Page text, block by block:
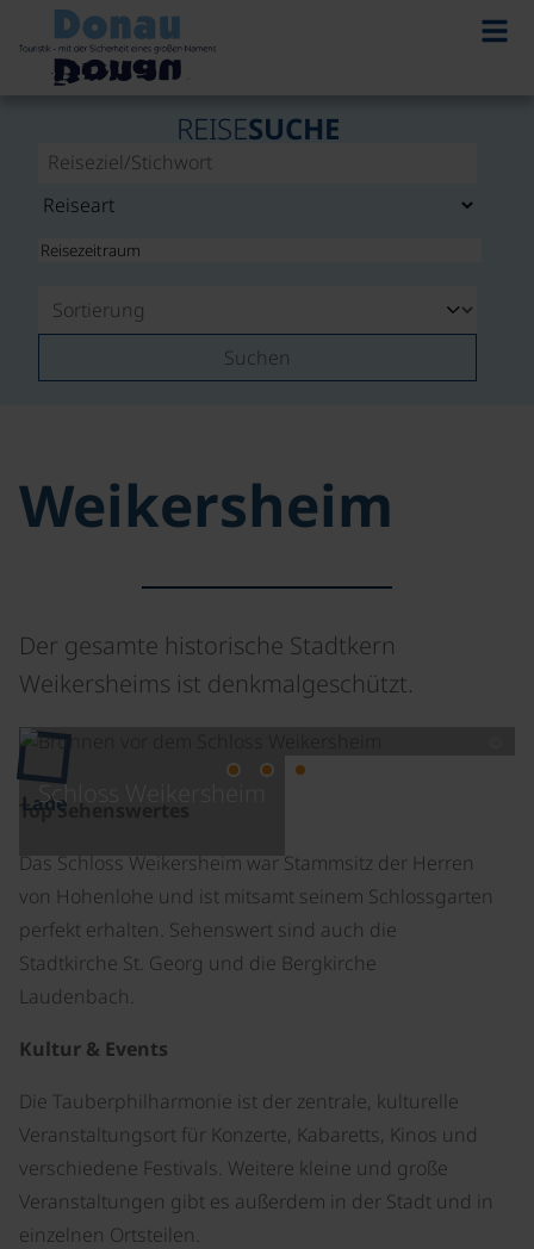
REISESUCHE
Suchen
Weikersheim
Der gesamte historische Stadtkern
Weikersheims ist denkmalgeschützt.
Schloss Weikersheim
Lade
Top Sehenswertes
Das Schloss Weikersheim war Stammsitz der Herren
von Hohenlohe und ist mitsamt seinem Schlossgarten
perfekt erhalten. Sehenswert sind auch die
Stadtkirche St. Georg und die Bergkirche
Laudenbach.
Kultur & Events
Die Tauberphilharmonie ist der zentrale, kulturelle
Veranstaltungsort für Konzerte, Kabaretts, Kinos und
verschiedene Festivals. Weitere kleine und große
Veranstaltungen gibt es außerdem in der Stadt und in
einzelnen Ortsteilen.